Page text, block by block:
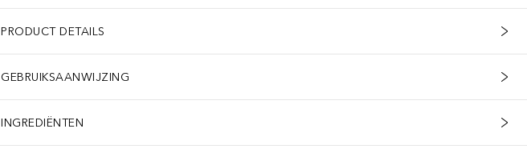
PRODUCT DETAILS
GEBRUIKSAANWIJZING
INGREDIËNTEN